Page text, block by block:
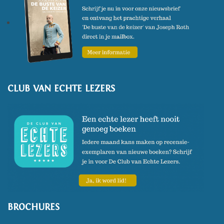
Zijn nieuwste romanDe stad en
zijn onvaste murenverscheen
in mei 2024.
CLUB VAN ECHTE LEZERS
BROCHURES